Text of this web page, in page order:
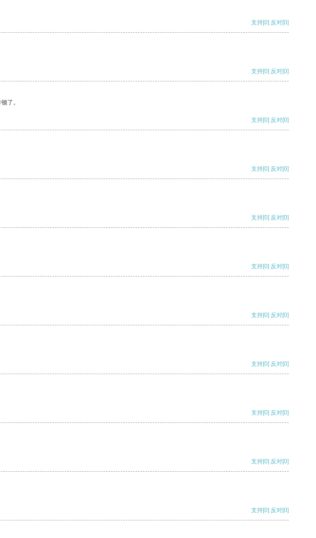
支持[0] 反对[0]
支持[0] 反对[0]
了。
支持[0] 反对[0]
支持[0] 反对[0]
支持[0] 反对[0]
支持[0] 反对[0]
支持[0] 反对[0]
支持[0] 反对[0]
支持[0] 反对[0]
支持[0] 反对[0]
支持[0] 反对[0]